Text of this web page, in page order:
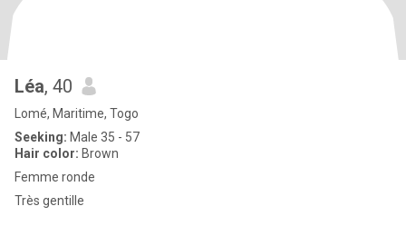
Léa, 40
Lomé, Maritime, Togo
Seeking: Male 35 - 57
Hair color: Brown
Femme ronde
Très gentille